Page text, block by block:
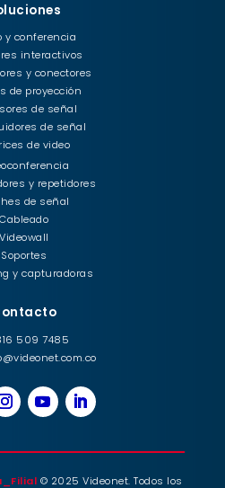
y conferencia
interactivos
y conectores
de proyección
de señal
de señal
de video
y repetidores
de señal
Cableado
Videowall
Soportes
y capturadoras
509 7485
© 2025 Videonet. Todos los